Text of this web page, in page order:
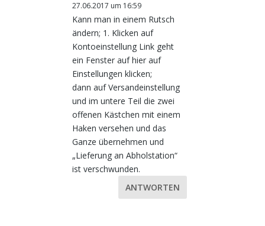
27.06.2017 um 16:59
Kann man in einem Rutsch
ändern; 1. Klicken auf
Kontoeinstellung Link geht
ein Fenster auf hier auf
Einstellungen klicken;
dann auf Versandeinstellung
und im untere Teil die zwei
offenen Kästchen mit einem
Haken versehen und das
Ganze übernehmen und
„Lieferung an Abholstation“
ist verschwunden.
ANTWORTEN